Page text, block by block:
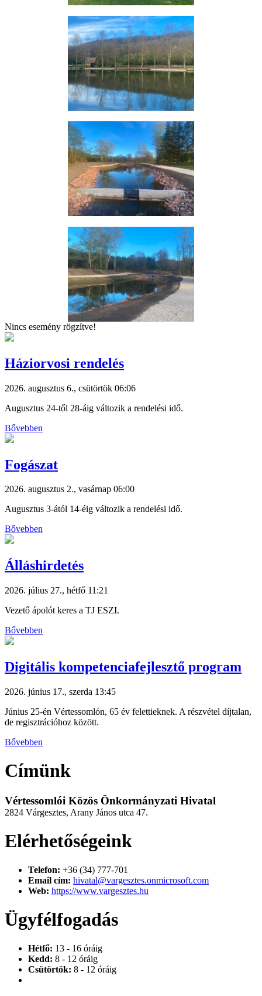
Nincs esemény rögzítve!
Háziorvosi rendelés
2026. augusztus 6., csütörtök 06:06
Augusztus 24-től 28-áig változik a rendelési idő.
Bővebben
Fogászat
2026. augusztus 2., vasárnap 06:00
Augusztus 3-ától 14-éig változik a rendelési idő.
Bővebben
Álláshirdetés
2026. július 27., hétfő 11:21
Vezető ápolót keres a TJ ESZI.
Bővebben
Digitális kompetenciafejlesztő program
2026. június 17., szerda 13:45
Június 25-én Vértessomlón, 65 év felettieknek. A részvétel díjtalan,
de regisztrációhoz között.
Bővebben
Címünk
Vértessomlói Közös Önkormányzati Hivatal
2824 Várgesztes, Arany János utca 47.
Elérhetőségeink
Telefon: +36 (34) 777-701
Email cím: hivatal@vargesztes.onmicrosoft.com
Web: https://www.vargesztes.hu
Ügyfélfogadás
Hétfő: 13 - 16 óráig
Kedd: 8 - 12 óráig
Csütörtök: 8 - 12 óráig